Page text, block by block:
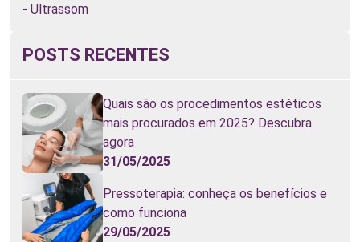
Ultrassom
POSTS RECENTES
Quais são os procedimentos estéticos
mais procurados em 2025? Descubra
agora
31/05/2025
Pressoterapia: conheça os benefícios e
como funciona
29/05/2025